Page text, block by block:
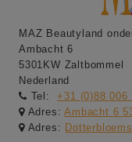
MAZ Beautyland
Ambacht 6
5301KW Zaltbommel
Nederland
Tel:
+31 (0)88 006
Adres:Ambacht 6
Adres: